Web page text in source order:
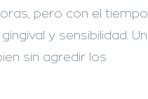
pero con el tiempo
y sensibilidad. Un
sin agredir los